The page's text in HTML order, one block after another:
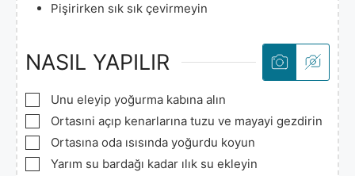
Pişirirken sık sık çevirmeyin
NASIL YAPILIR
▢
Unu eleyip yoğurma kabına alın
▢
Ortasıni açıp kenarlarına tuzu ve mayayi gezdirin
▢
Ortasına oda ısısında yoğurdu koyun
▢
Yarım su bardağı kadar ılık su ekleyin